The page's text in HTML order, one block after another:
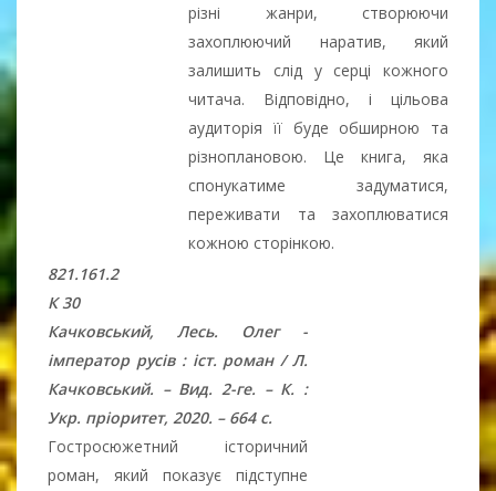
різні жанри, створюючи
захоплюючий наратив, який
залишить слід у серці кожного
читача. Відповідно, і цільова
аудиторія її буде обширною та
різноплановою. Це книга, яка
спонукатиме задуматися,
переживати та захоплюватися
кожною сторінкою.
821.161.2
К 30
Качковський, Лесь. Олег -
імператор русів : іст. роман / Л.
Качковський. – Вид. 2-ге. – К. :
Укр. пріоритет, 2020. – 664 с.
Гостросюжетний історичний
роман, який показує підступне